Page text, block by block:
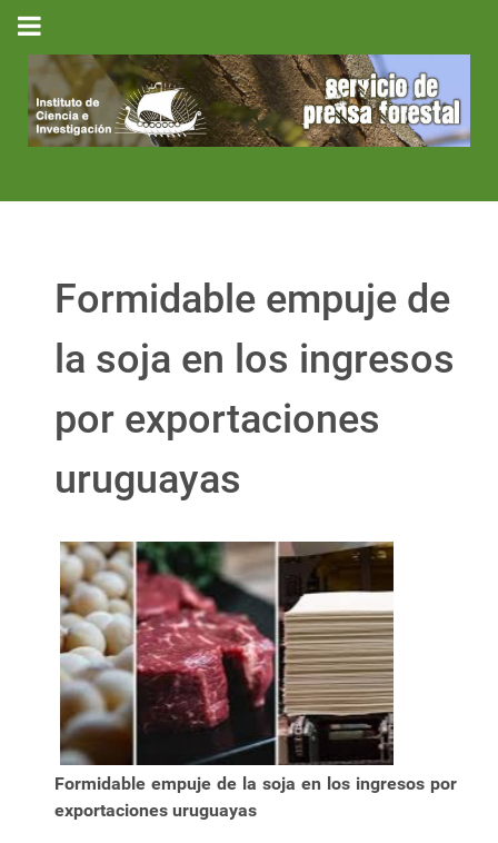
Formidable empuje de
la soja en los ingresos
por exportaciones
uruguayas
Formidable empuje de la soja en los ingresos por
exportaciones uruguayas